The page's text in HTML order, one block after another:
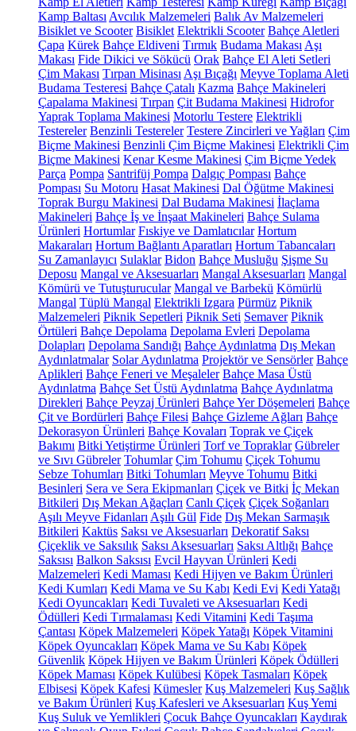
Kamp Baltası Avcılık Malzemeleri Balık Av Malzemeleri
Bisiklet ve Scooter Bisiklet Elektrikli Scooter Bahçe Aletleri
Çapa Kürek Bahçe Eldiveni Tırmık Budama Makası Aşı
Makası Fide Dikici ve Sökücü Orak Bahçe El Aleti Setleri
Çim Makası Tırpan Misinası Aşı Bıçağı Meyve Toplama Aleti
Budama Testeresi Bahçe Çatalı Kazma Bahçe Makineleri
Çapalama Makinesi Tırpan Çit Budama Makinesi Hidrofor
Yaprak Toplama Makinesi Motorlu Testere Elektrikli
Testereler Benzinli Testereler Testere Zincirleri ve Yağları Çim
Biçme Makinesi Benzinli Çim Biçme Makinesi Elektrikli Çim
Biçme Makinesi Kenar Kesme Makinesi Çim Biçme Yedek
Parça Pompa Santrifüj Pompa Dalgıç Pompası Bahçe
Pompası Su Motoru Hasat Makinesi Dal Öğütme Makinesi
Toprak Burgu Makinesi Dal Budama Makinesi İlaçlama
Makineleri Bahçe İş ve İnşaat Makineleri Bahçe Sulama
Ürünleri Hortumlar Fıskiye ve Damlatıcılar Hortum
Makaraları Hortum Bağlantı Aparatları Hortum Tabancaları
Su Zamanlayıcı Sulaklar Bidon Bahçe Musluğu Şişme Su
Deposu Mangal ve Aksesuarları Mangal Aksesuarları Mangal
Kömürü ve Tutuşturucular Mangal ve Barbekü Kömürlü
Mangal Tüplü Mangal Elektrikli Izgara Pürmüz Piknik
Malzemeleri Piknik Sepetleri Piknik Seti Semaver Piknik
Örtüleri Bahçe Depolama Depolama Evleri Depolama
Dolapları Depolama Sandığı Bahçe Aydınlatma Dış Mekan
Aydınlatmalar Solar Aydınlatma Projektör ve Sensörler Bahçe
Aplikleri Bahçe Feneri ve Meşaleler Bahçe Masa Üstü
Aydınlatma Bahçe Set Üstü Aydınlatma Bahçe Aydınlatma
Direkleri Bahçe Peyzaj Ürünleri Bahçe Yer Döşemeleri Bahçe
Çit ve Bordürleri Bahçe Filesi Bahçe Gizleme Ağları Bahçe
Dekorasyon Ürünleri Bahçe Kovaları Toprak ve Çiçek
Bakımı Bitki Yetiştirme Ürünleri Torf ve Topraklar Gübreler
ve Sıvı Gübreler Tohumlar Çim Tohumu Çiçek Tohumu
Sebze Tohumları Bitki Tohumları Meyve Tohumu Bitki
Besinleri Sera ve Sera Ekipmanları Çiçek ve Bitki İç Mekan
Bitkileri Dış Mekan Ağaçları Canlı Çiçek Çiçek Soğanları
Aşılı Meyve Fidanları Aşılı Gül Fide Dış Mekan Sarmaşık
Bitkileri Kaktüs Saksı ve Aksesuarları Dekoratif Saksı
Çiçeklik ve Saksılık Saksı Aksesuarları Saksı Altlığı Bahçe
Saksısı Balkon Saksısı Evcil Hayvan Ürünleri Kedi
Malzemeleri Kedi Maması Kedi Hijyen ve Bakım Ürünleri
Kedi Kumları Kedi Mama ve Su Kabı Kedi Evi Kedi Yatağı
Kedi Oyuncakları Kedi Tuvaleti ve Aksesuarları Kedi
Ödülleri Kedi Tırmalaması Kedi Vitamini Kedi Taşıma
Çantası Köpek Malzemeleri Köpek Yatağı Köpek Vitamini
Köpek Oyuncakları Köpek Mama ve Su Kabı Köpek
Güvenlik Köpek Hijyen ve Bakım Ürünleri Köpek Ödülleri
Köpek Maması Köpek Kulübesi Köpek Tasmaları Köpek
Elbisesi Köpek Kafesi Kümesler Kuş Malzemeleri Kuş Sağlık
ve Bakım Ürünleri Kuş Kafesleri ve Aksesuarları Kuş Yemi
Kuş Suluk ve Yemlikleri Çocuk Bahçe Oyuncakları Kaydırak